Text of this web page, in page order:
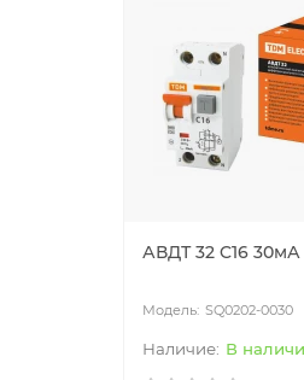
АВДТ 32 C16 30мА
SQ0202-0030
В